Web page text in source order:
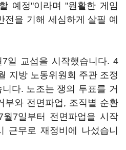
예정"이라며 "원활한 게임
을 기해 세심하게 살필 예
일 교섭을 시작했습니다. 4
지방 노동위원회 주관 조정
다. 노조는 쟁의 투표를 거
부와 전면파업, 조직별 순환
7일부터 전면파업을 시작
근무로 재정비에 나섰습니